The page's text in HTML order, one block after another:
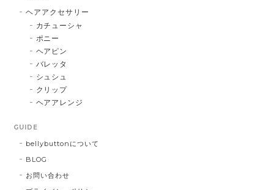
ヘアアクセサリー
カチューシャ
ポニー
ヘアピン
バレッタ
シュシュ
クリップ
ヘアアレンジ
GUIDE
bellybuttonについて
BLOG
お問い合わせ